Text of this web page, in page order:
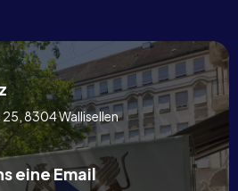
8304 Wallisellen
eine Email